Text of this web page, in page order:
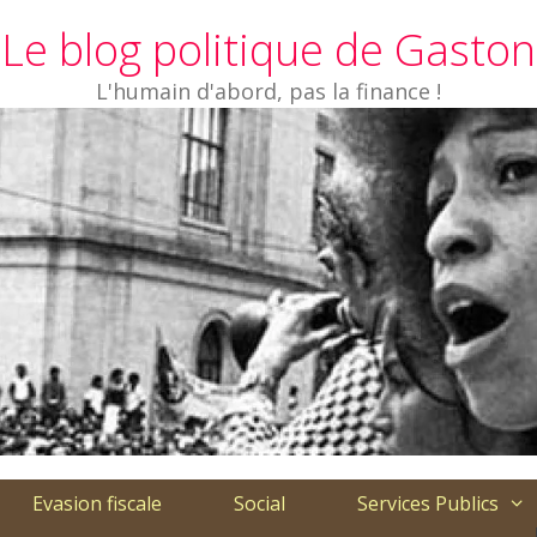
Le blog politique de Gaston
L'humain d'abord, pas la finance !
Evasion fiscale Social Services Publics